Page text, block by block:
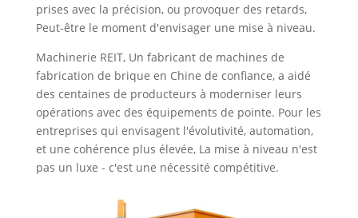
prises avec la précision, ou provoquer des retards,
Peut-être le moment d'envisager une mise à niveau.
Machinerie REIT, Un fabricant de machines de
fabrication de brique en Chine de confiance, a aidé
des centaines de producteurs à moderniser leurs
opérations avec des équipements de pointe. Pour les
entreprises qui envisagent l'évolutivité, automation,
et une cohérence plus élevée, La mise à niveau n'est
pas un luxe - c'est une nécessité compétitive.